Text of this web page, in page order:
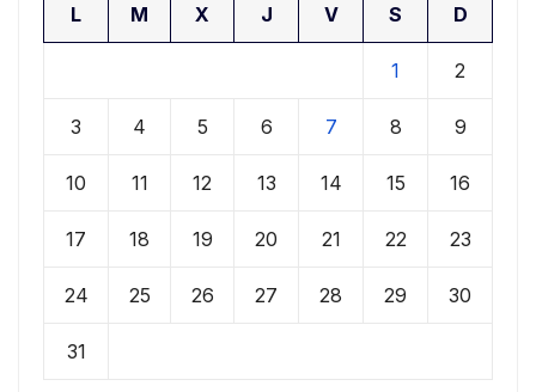
L M X J V S D
1 2
3 4 5 6 7 8 9
10 11 12 13 14 15 16
17 18 19 20 21 22 23
24 25 26 27 28 29 30
31